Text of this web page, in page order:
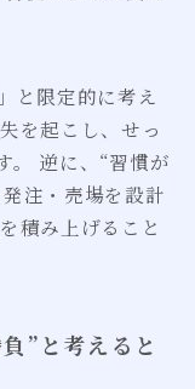
と限定的に考え
を起こし、せっ
。 逆に、“習慣が
注・売場を設計
積み上げること
”と考えると